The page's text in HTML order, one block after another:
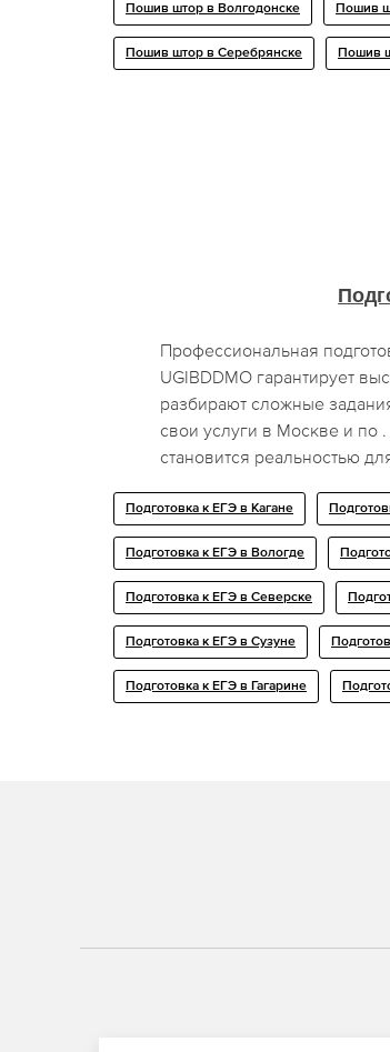
Пошив штор в Волгодонске Пошив
Пошив штор в Серебрянске Пошив
Профессиональная
UGIBDDMO гарантирует
разбирают сложные
свои услуги в Москве и по
становится реальностью
Подготовка к ЕГЭ в Кагане
Подготовка к ЕГЭ в Вологде
Подготовка к ЕГЭ в Северске
Подготовка к ЕГЭ в Сузуне
Подготовка к ЕГЭ в Гагарине